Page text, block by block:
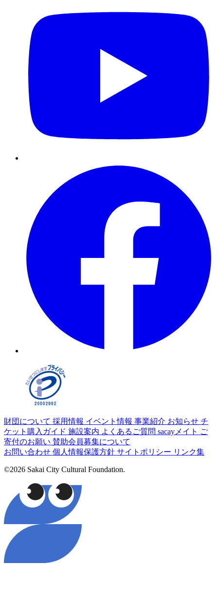
財団について 採用情報 イベント情報 事業紹介 お知らせ チ
ケット購入ガイド 施設案内 よくあるご質問 sacayメイト ご
寄付のお願い 賛助会員募集について
お問い合わせ 個人情報保護方針 サイトポリシー リンク集
©2026 Sakai City Cultural Foundation.